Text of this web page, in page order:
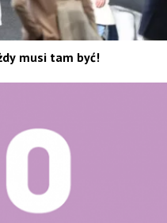
musi tam być!